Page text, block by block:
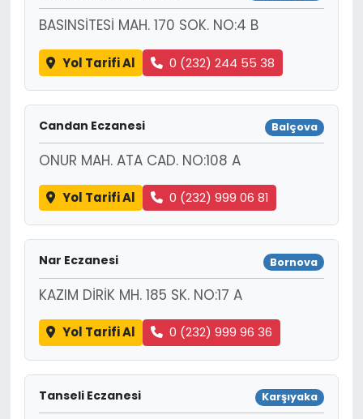
BASINSİTESİ MAH. 170 SOK. NO:4 B
Yol Tarifi Al 0 (232) 244 55 38
Candan Eczanesi Balçova
ONUR MAH. ATA CAD. NO:108 A
Yol Tarifi Al 0 (232) 999 06 81
Nar Eczanesi Bornova
KAZIM DİRİK MH. 185 SK. NO:17 A
Yol Tarifi Al 0 (232) 999 96 36
Tanseli Eczanesi Karşıyaka